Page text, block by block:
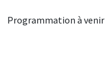
Programmation à venir